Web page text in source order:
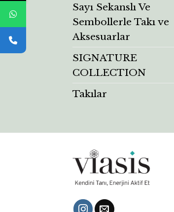
Sayı Sekanslı Ve
Sembollerle Takı ve
Aksesuarlar
SIGNATURE
COLLECTION
Takılar